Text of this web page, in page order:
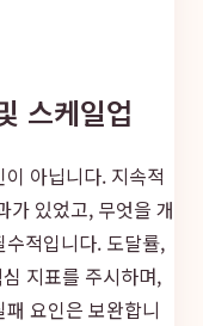
스케일업
아닙니다. 지속적
가 있었고, 무엇을 개
적입니다. 도달률,
지표를 주시하며,
요인은 보완합니